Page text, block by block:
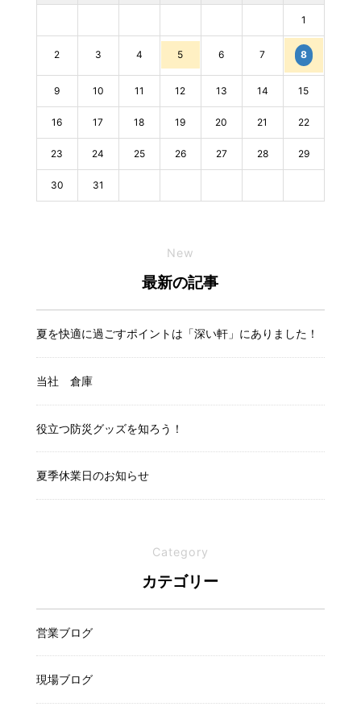
1
2 3 4 5 6 7 8
9 10 11 12 13 14 15
16 17 18 19 20 21 22
23 24 25 26 27 28 29
30 31
New
最新の記事
夏を快適に過ごすポイントは「深い軒」にありました！
当社 倉庫
役立つ防災グッズを知ろう！
夏季休業日のお知らせ
Category
カテゴリー
営業ブログ
現場ブログ